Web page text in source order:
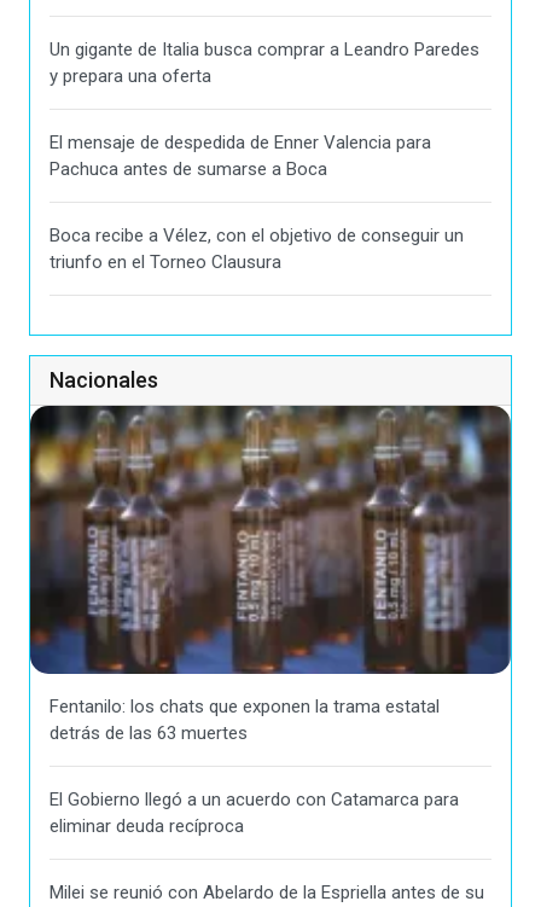
Un gigante de Italia busca comprar a Leandro Paredes
y prepara una oferta
El mensaje de despedida de Enner Valencia para
Pachuca antes de sumarse a Boca
Boca recibe a Vélez, con el objetivo de conseguir un
triunfo en el Torneo Clausura
Nacionales
Fentanilo: los chats que exponen la trama estatal
detrás de las 63 muertes
El Gobierno llegó a un acuerdo con Catamarca para
eliminar deuda recíproca
Milei se reunió con Abelardo de la Espriella antes de su